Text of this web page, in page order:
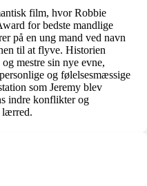
film, hvor Robbie
for bedste mandlige
på en ung mand ved navn
til at flyve. Historien
mestre sin nye evne,
og følelsesmæssige
som Jeremy blev
indre konflikter og
lærred.